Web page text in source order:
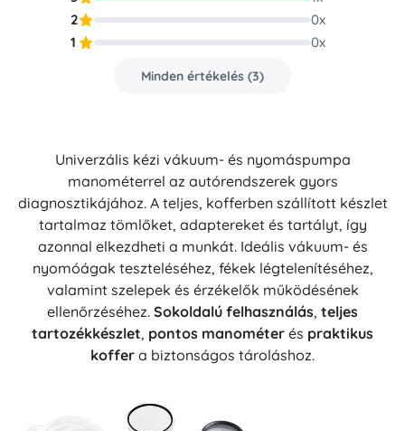
2
0x
1
0x
Minden értékelés (3)
Univerzális kézi vákuum- és nyomáspumpa
manométerrel az autórendszerek gyors
diagnosztikájához. A teljes, kofferben szállított készlet
tartalmaz tömlőket, adaptereket és tartályt, így
azonnal elkezdheti a munkát. Ideális vákuum- és
nyomóágak teszteléséhez, fékek légtelenítéséhez,
valamint szelepek és érzékelők működésének
ellenőrzéséhez. Sokoldalú felhasználás, teljes
tartozékkészlet, pontos manométer és praktikus
koffer a biztonságos tároláshoz.